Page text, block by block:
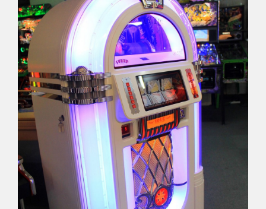
Déco
Pub
Livres & BD
Jeux & Jouets
Son & Cinéma